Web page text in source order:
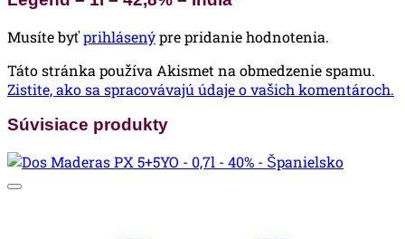
Musíte byťprihlásenýpre pridanie hodnotenia.
Táto stránka používa Akismet na obmedzenie spamu.
Zistite, ako sa spracovávajú údaje o vašich komentároch.
Súvisiace produkty